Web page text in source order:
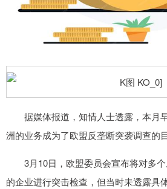
据媒体报道，知情人士透露，本月
洲的业务成为了欧盟反垄断突袭调查的
3月10日，欧盟委员会宣布将对多个
的企业进行突击检查，但当时未透露具